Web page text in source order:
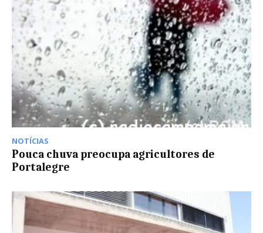
NOTÍCIAS
Pouca chuva preocupa agricultores de
Portalegre